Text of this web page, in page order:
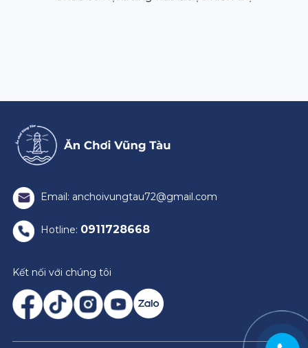
Email: anchoivungtau72@gmail.com
Hotline: 0911728668
Kết nối với chúng tôi